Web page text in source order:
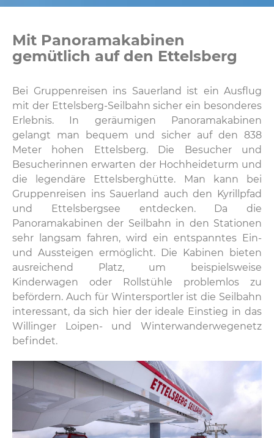
Mit Panoramakabinen
gemütlich auf den Ettelsberg
Bei Gruppenreisen ins Sauerland ist ein Ausflug
mit der Ettelsberg-Seilbahn sicher ein besonderes
Erlebnis. In geräumigen Panoramakabinen
gelangt man bequem und sicher auf den 838
Meter hohen Ettelsberg. Die Besucher und
Besucherinnen erwarten der Hochheideturm und
die legendäre Ettelsberghütte. Man kann bei
Gruppenreisen ins Sauerland auch den Kyrillpfad
und Ettelsbergsee entdecken. Da die
Panoramakabinen der Seilbahn in den Stationen
sehr langsam fahren, wird ein entspanntes Ein-
und Aussteigen ermöglicht. Die Kabinen bieten
ausreichend Platz, um beispielsweise
Kinderwagen oder Rollstühle problemlos zu
befördern. Auch für Wintersportler ist die Seilbahn
interessant, da sich hier der ideale Einstieg in das
Willinger Loipen- und Winterwanderwegenetz
befindet.